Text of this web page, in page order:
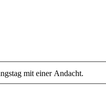
mit einer Andacht.